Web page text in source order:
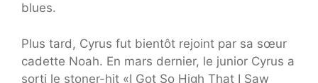
blues.
Plus tard, Cyrus fut bientôt rejoint par sa sœur
cadette Noah. En mars dernier, le junior Cyrus a
sorti le stoner-hit «I Got So High That I Saw